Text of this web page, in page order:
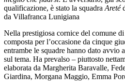
qualificazione, è stato la squadra Areté
da Villafranca Lunigiana
Nella prestigiosa cornice del comune
composta per l’occasione da cinque
entrambe le squadre hanno dato avvio
sul tema. Ha prevalso – piuttosto
elaborata da Margherita Baravalle,
Giardina, Morgana Maggio, Emma